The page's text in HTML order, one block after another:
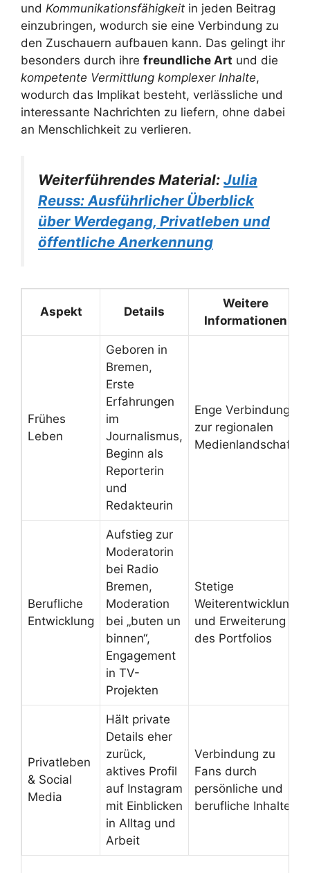
und Kommunikationsfähigkeit in jeden Beitrag
einzubringen, wodurch sie eine Verbindung zu
den Zuschauern aufbauen kann. Das gelingt ihr
besonders durch ihre freundliche Art und die
kompetente Vermittlung komplexer Inhalte,
wodurch das Implikat besteht, verlässliche und
interessante Nachrichten zu liefern, ohne dabei
an Menschlichkeit zu verlieren.
Weiterführendes Material: Julia
Reuss: Ausführlicher Überblick
über Werdegang, Privatleben und
öffentliche Anerkennung
Aspekt Details
Weitere
Informationen
Frühes
Leben
Geboren in
Bremen,
Erste
Erfahrungen
im
Journalismus,
Beginn als
Reporterin
und
Redakteurin
Enge Verbindung
zur regionalen
Medienlandschaft
Berufliche
Entwicklung
Aufstieg zur
Moderatorin
bei Radio
Bremen,
Moderation
bei „buten un
binnen“,
Engagement
in TV-
Projekten
Stetige
Weiterentwicklung
und Erweiterung
des Portfolios
Privatleben
& Social
Media
Hält private
Details eher
zurück,
aktives Profil
auf Instagram
mit Einblicken
in Alltag und
Arbeit
Verbindung zu
Fans durch
persönliche und
berufliche Inhalte